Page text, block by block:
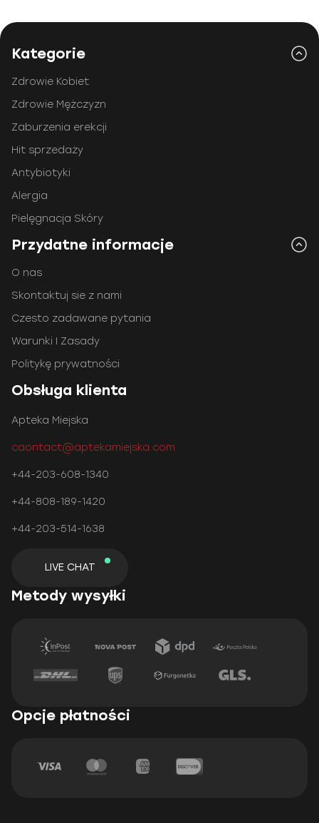
Kategorie
Zdrowie Kobiet
Zdrowie Mężczyzn
Zaburzenia erekcji
Hit sprzedaży
Antybiotyki
Alergia
Pielęgnacja Skóry
Przydatne informacje
O nas
Skontaktuj sie z nami
Czesto zadawane pytania
Warunki I Zasady
Politykę prywatności
Obsługa klienta
Apteka Miejska
caontact@aptekamiejska.com
+44-203-608-1340
+44-808-189-1420
+44-203-514-1638
LIVE CHAT
Metody wysyłki
Opcje płatności